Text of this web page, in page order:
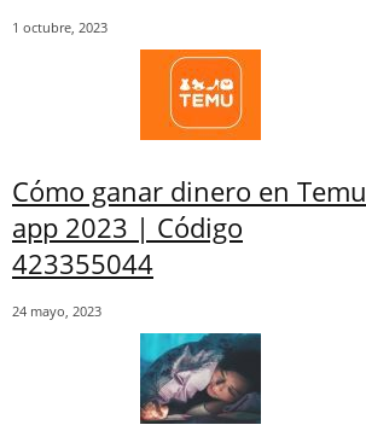
1 octubre, 2023
Cómo ganar dinero en Temu
app 2023 | Código
423355044
24 mayo, 2023